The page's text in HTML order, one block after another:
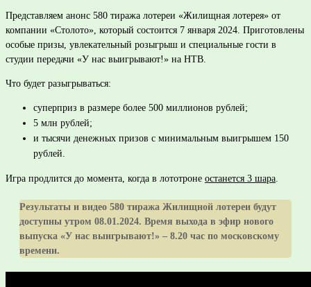
Представляем анонс 580 тиража лотереи «Жилищная лотерея» от
компании «Столото», который состоится 7 января 2024. Приготовлены
особые призы, увлекательный розыгрыш и специальные гости в
студии передачи «У нас выигрывают!» на НТВ.
Что будет разыгрываться:
суперприз в размере более 500 миллионов рублей;
5 млн рублей;
и тысячи денежных призов с минимальным выигрышем 150
рублей.
Игра продлится до момента, когда в лототроне останется 3 шара.
Результаты и видео 580 тиража Жилищной лотереи будут
доступны утром 08.01.2024. Время выхода в эфир нового
выпуска «У нас выигрывают!» – 8.20 час по московскому
времени.